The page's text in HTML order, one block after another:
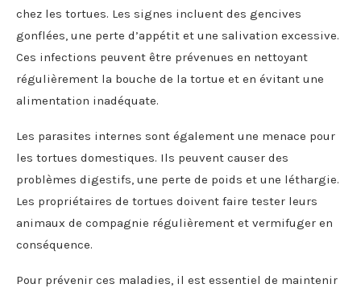
chez les tortues. Les signes incluent des gencives
gonflées, une perte d’appétit et une salivation excessive.
Ces infections peuvent être prévenues en nettoyant
régulièrement la bouche de la tortue et en évitant une
alimentation inadéquate.
Les parasites internes sont également une menace pour
les tortues domestiques. Ils peuvent causer des
problèmes digestifs, une perte de poids et une léthargie.
Les propriétaires de tortues doivent faire tester leurs
animaux de compagnie régulièrement et vermifuger en
conséquence.
Pour prévenir ces maladies, il est essentiel de maintenir